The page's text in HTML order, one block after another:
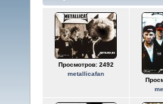
Просмотров: 2492
metallicafan